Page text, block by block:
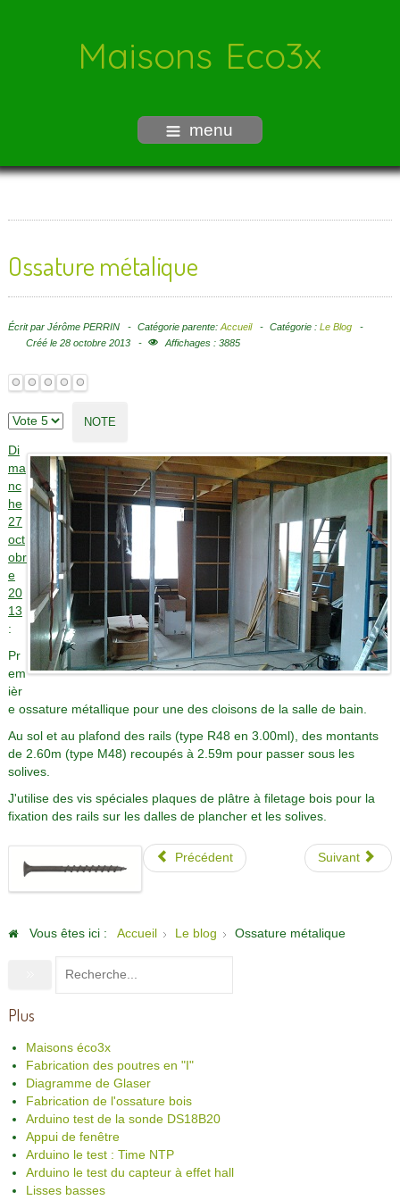
Maisons Eco3x
menu
Ossature métalique
Écrit par Jérôme PERRIN Catégorie parente: Accueil Catégorie : Le Blog
Créé le 28 octobre 2013
Affichages : 3885
Di
ma
nc
he
27
oct
obr
e
20
13
:
Pr
em
ièr
e ossature métallique pour une des cloisons de la salle de bain.
Au sol et au plafond des rails (type R48 en 3.00ml), des montants
de 2.60m (type M48) recoupés à 2.59m pour passer sous les
solives.
J'utilise des vis spéciales plaques de plâtre à filetage bois pour la
fixation des rails sur les dalles de plancher et les solives.
Précédent Suivant
Vous êtes ici : Accueil Le blog Ossature métalique
Plus
Maisons éco3x
Fabrication des poutres en "I"
Diagramme de Glaser
Fabrication de l'ossature bois
Arduino test de la sonde DS18B20
Appui de fenêtre
Arduino le test : Time NTP
Arduino le test du capteur à effet hall
Lisses basses